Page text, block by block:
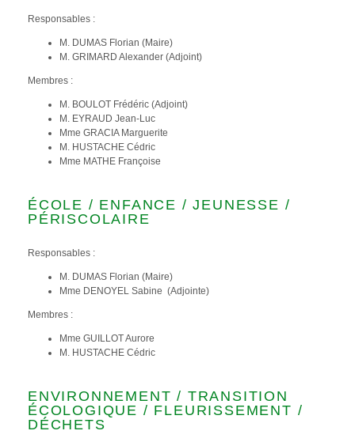
Responsables :
M. DUMAS Florian (Maire)
M. GRIMARD Alexander (Adjoint)
Membres :
M. BOULOT Frédéric (Adjoint)
M. EYRAUD Jean-Luc
Mme GRACIA Marguerite
M. HUSTACHE Cédric
Mme MATHE Françoise
ÉCOLE / ENFANCE / JEUNESSE /
PÉRISCOLAIRE
Responsables :
M. DUMAS Florian (Maire)
Mme DENOYEL Sabine (Adjointe)
Membres :
Mme GUILLOT Aurore
M. HUSTACHE Cédric
ENVIRONNEMENT / TRANSITION
ÉCOLOGIQUE / FLEURISSEMENT /
DÉCHETS